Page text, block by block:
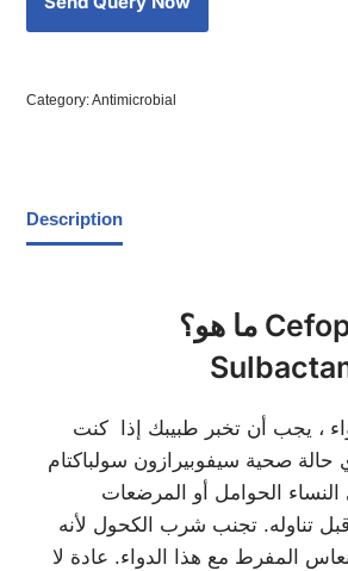
Category:Antimicrobial
Description
ما هو؟ Cefoperazone &
، يجب أن تخبر طبيبك إذا كنت
حالة صحية سيفوبيرازون سولباكتام
الحوامل أو المرضعات
تناوله. تجنب شرب الكحول لأنه
المفرط مع هذا الدواء. عادة لا